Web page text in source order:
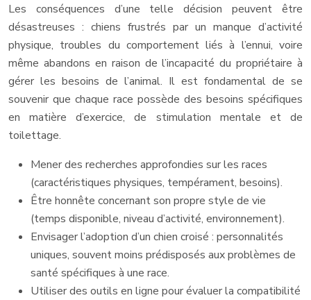
Les conséquences d’une telle décision peuvent être
désastreuses : chiens frustrés par un manque d’activité
physique, troubles du comportement liés à l’ennui, voire
même abandons en raison de l’incapacité du propriétaire à
gérer les besoins de l’animal. Il est fondamental de se
souvenir que chaque race possède des besoins spécifiques
en matière d’exercice, de stimulation mentale et de
toilettage.
Mener des recherches approfondies sur les races
(caractéristiques physiques, tempérament, besoins).
Être honnête concernant son propre style de vie
(temps disponible, niveau d’activité, environnement).
Envisager l’adoption d’un chien croisé : personnalités
uniques, souvent moins prédisposés aux problèmes de
santé spécifiques à une race.
Utiliser des outils en ligne pour évaluer la compatibilité